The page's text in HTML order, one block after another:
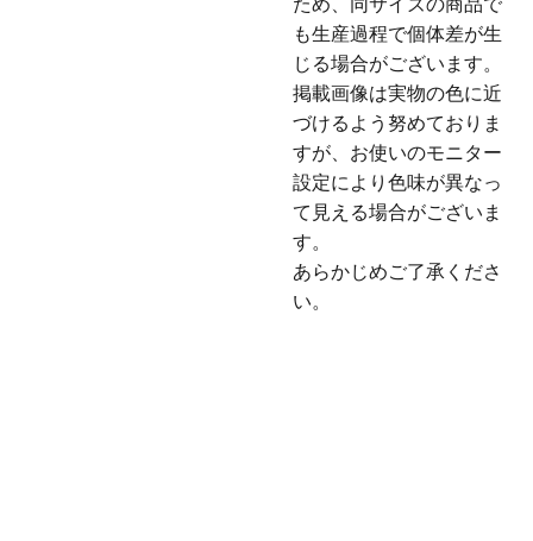
ため、同サイズの商品で
も生産過程で個体差が生
じる場合がございます。
掲載画像は実物の色に近
づけるよう努めておりま
すが、お使いのモニター
設定により色味が異なっ
て見える場合がございま
す。
あらかじめご了承くださ
い。